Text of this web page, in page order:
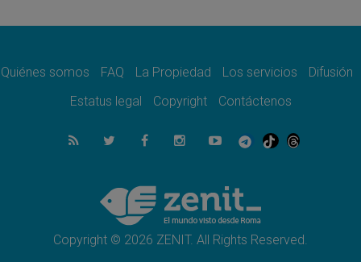
06.08.2026
06.08.2026
medio de tensiones y ataques en el sur del
06.08.2026
Hiroshima y Nagasaki, 81 años después.
Pizzaballa en Asís: los cristianos quieren
paz
Quiénes somos FAQ La Propiedad Los servicios
Difusión
Estatus legal
Copyright Contáctenos
Copyright © 2026 ZENIT. All Rights Reserved.